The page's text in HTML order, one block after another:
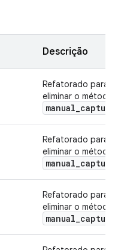
Descrição
Refatorado para
eliminar o método
Refatorado para
eliminar o método
Refatorado para
eliminar o método